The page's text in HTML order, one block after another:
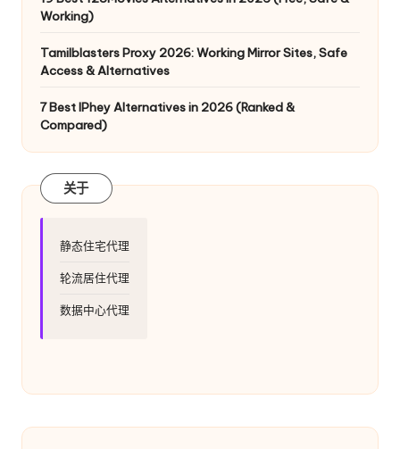
Working)
Tamilblasters Proxy 2026: Working Mirror Sites, Safe
Access & Alternatives
7 Best IPhey Alternatives in 2026 (Ranked &
Compared)
关于
静态住宅代理
轮流居住代理
数据中心代理